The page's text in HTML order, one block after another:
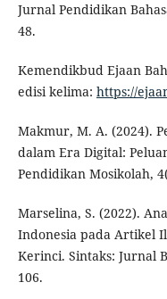
Jurnal Pendidikan
48.
Kemendikbud Ejaan
edisi kelima: https://
Makmur, M. A. (2024).
dalam Era Digital:
Pendidikan Mosikolah,
Marselina, S. (2022).
Indonesia pada Artikel
Kerinci. Sintaks: Jurnal
106.